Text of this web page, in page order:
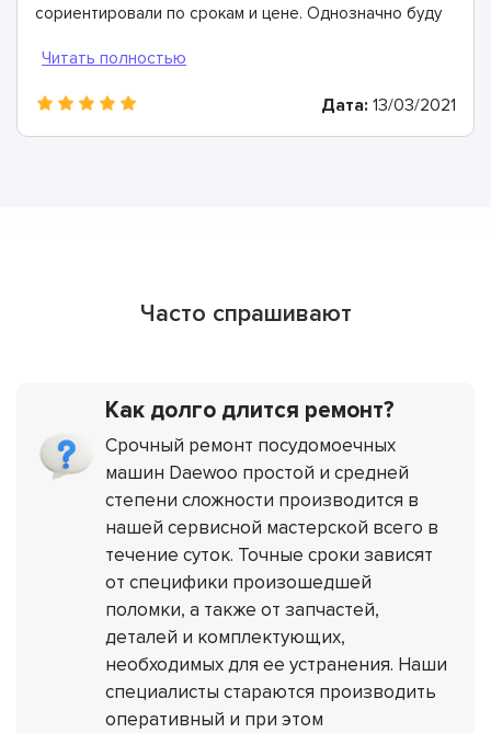
сориентировали по срокам и цене. Однозначно буду
Дата: 13/03/2021
Часто спрашивают
Как долго длится ремонт?
Срочный ремонт посудомоечных
машин Daewoo простой и средней
степени сложности производится в
нашей сервисной мастерской всего в
течение суток. Точные сроки зависят
от специфики произошедшей
поломки, а также от запчастей,
деталей и комплектующих,
необходимых для ее устранения. Наши
специалисты стараются производить
оперативный и при этом